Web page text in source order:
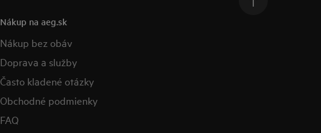
Nákup na aeg.sk
Nákup bez obáv​
Doprava a služby​
​Často kladené otázky​
Obchodné podmienky​
FAQ